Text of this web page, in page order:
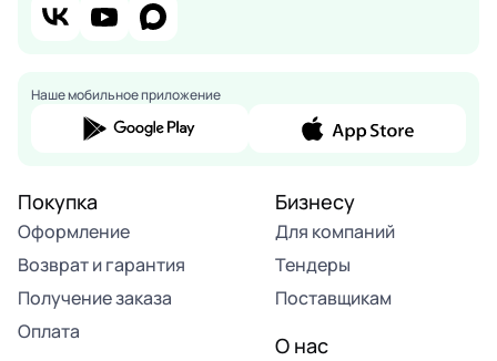
Наше мобильное приложение
Покупка
Оформление
Возврат и гарантия
Получение заказа
Оплата
Бизнесу
Для компаний
Тендеры
Поставщикам
О нас